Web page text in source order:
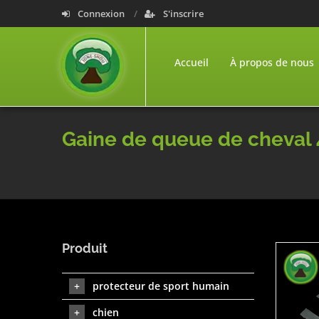
Connexion S'inscrire
Accueil À propos de nous
Gaine de queue de cheval
Produit
protecteur de sport humain
chien